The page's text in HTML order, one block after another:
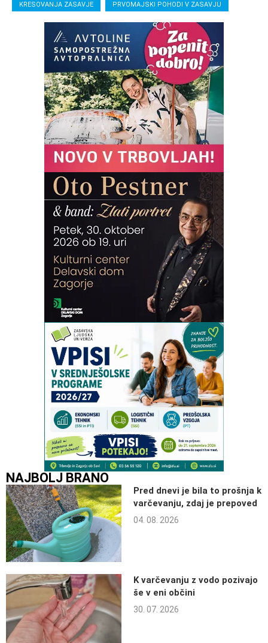
KRESOVANJA ZASAVJE PRVOMAJSKI POHODI V ZASAVJU
NAJBOLJ BRANO
Pred dnevi je bila to prošnja k
varčevanju, zdaj je prepoved
04. 08. 2026
K varčevanju z vodo pozivajo
še v eni občini
30. 07. 2026